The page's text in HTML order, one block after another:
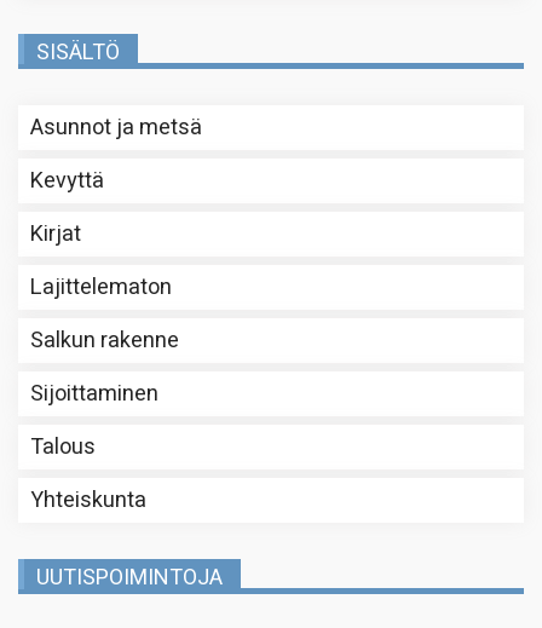
SISÄLTÖ
Asunnot ja metsä
Kevyttä
Kirjat
Lajittelematon
Salkun rakenne
Sijoittaminen
Talous
Yhteiskunta
UUTISPOIMINTOJA